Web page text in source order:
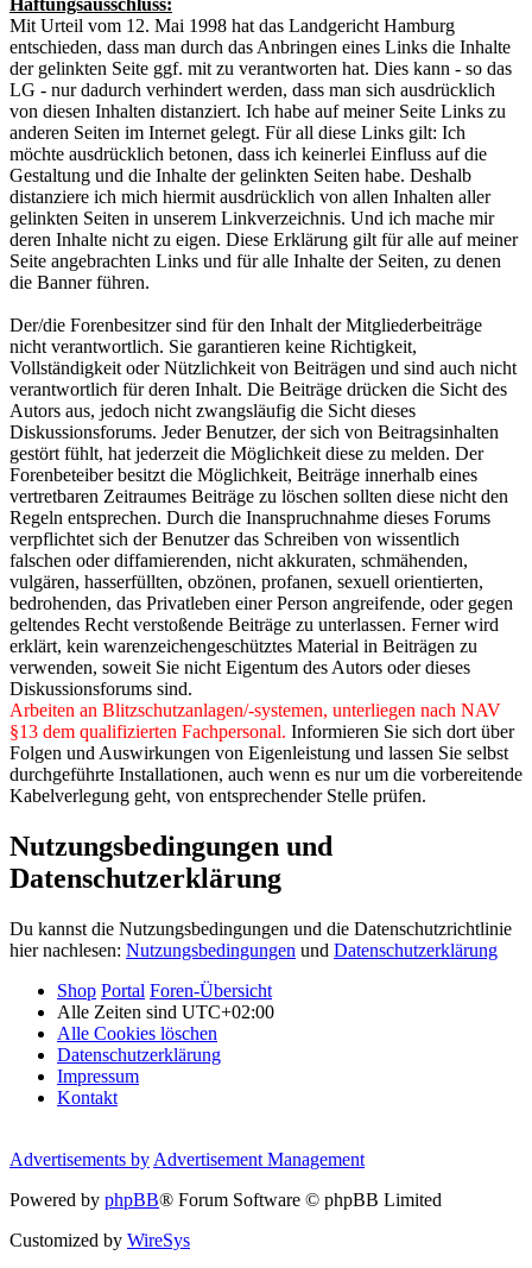
Mit Urteil vom 12. Mai 1998 hat das Landgericht Hamburg
entschieden, dass man durch das Anbringen eines Links die Inhalte
der gelinkten Seite ggf. mit zu verantworten hat. Dies kann - so das
LG - nur dadurch verhindert werden, dass man sich ausdrücklich
von diesen Inhalten distanziert. Ich habe auf meiner Seite Links zu
anderen Seiten im Internet gelegt. Für all diese Links gilt: Ich
möchte ausdrücklich betonen, dass ich keinerlei Einfluss auf die
Gestaltung und die Inhalte der gelinkten Seiten habe. Deshalb
distanziere ich mich hiermit ausdrücklich von allen Inhalten aller
gelinkten Seiten in unserem Linkverzeichnis. Und ich mache mir
deren Inhalte nicht zu eigen. Diese Erklärung gilt für alle auf meiner
Seite angebrachten Links und für alle Inhalte der Seiten, zu denen
die Banner führen.
Der/die Forenbesitzer sind für den Inhalt der Mitgliederbeiträge
nicht verantwortlich. Sie garantieren keine Richtigkeit,
Vollständigkeit oder Nützlichkeit von Beiträgen und sind auch nicht
verantwortlich für deren Inhalt. Die Beiträge drücken die Sicht des
Autors aus, jedoch nicht zwangsläufig die Sicht dieses
Diskussionsforums. Jeder Benutzer, der sich von Beitragsinhalten
gestört fühlt, hat jederzeit die Möglichkeit diese zu melden. Der
Forenbeteiber besitzt die Möglichkeit, Beiträge innerhalb eines
vertretbaren Zeitraumes Beiträge zu löschen sollten diese nicht den
Regeln entsprechen. Durch die Inanspruchnahme dieses Forums
verpflichtet sich der Benutzer das Schreiben von wissentlich
falschen oder diffamierenden, nicht akkuraten, schmähenden,
vulgären, hasserfüllten, obzönen, profanen, sexuell orientierten,
bedrohenden, das Privatleben einer Person angreifende, oder gegen
geltendes Recht verstoßende Beiträge zu unterlassen. Ferner wird
erklärt, kein warenzeichengeschütztes Material in Beiträgen zu
verwenden, soweit Sie nicht Eigentum des Autors oder dieses
Diskussionsforums sind.
Arbeiten an Blitzschutzanlagen/-systemen, unterliegen nach NAV
§13 dem qualifizierten Fachpersonal. Informieren Sie sich dort über
Folgen und Auswirkungen von Eigenleistung und lassen Sie selbst
durchgeführte Installationen, auch wenn es nur um die vorbereitende
Kabelverlegung geht, von entsprechender Stelle prüfen.
Nutzungsbedingungen und
Datenschutzerklärung
Du kannst die Nutzungsbedingungen und die Datenschutzrichtlinie
hier nachlesen: Nutzungsbedingungen und Datenschutzerklärung
Shop Portal Foren-Übersicht
Alle Zeiten sind UTC+02:00
Alle Cookies löschen
Datenschutzerklärung
Impressum
Kontakt
Advertisements by Advertisement Management
Powered by phpBB® Forum Software © phpBB Limited
Customized by WireSys